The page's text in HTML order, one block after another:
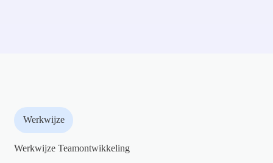
Werkwijze
Werkwijze Teamontwikkeling